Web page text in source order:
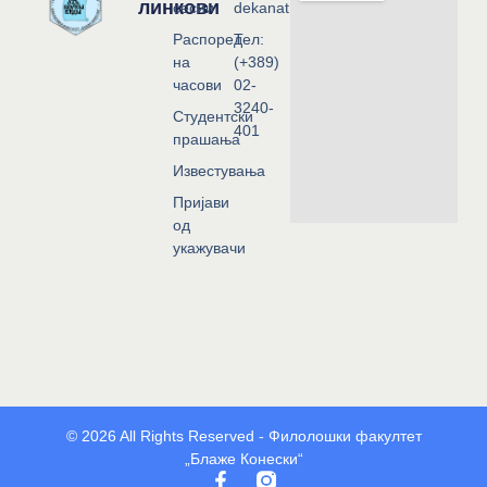
линкови
сесии
Распоред
на
часови
Студентски
прашања
Известувања
Пријави
од
укажувачи
dekanat@flf.ukim.edu.mk
Тел:
(+389)
02-
3240-
401
© 2026 All Rights Reserved - Филолошки факултет
„Блаже Конески“